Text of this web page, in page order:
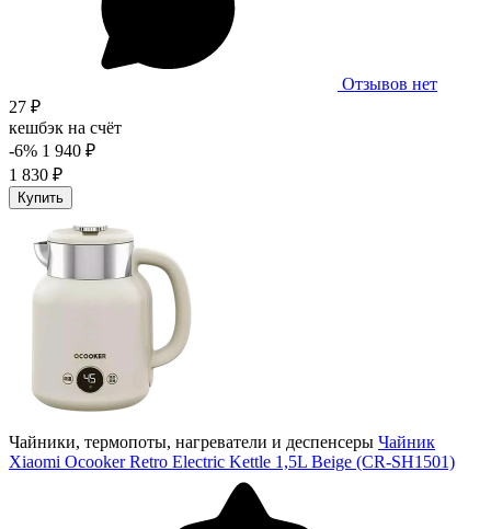
Отзывов нет
27 ₽
кешбэк на счёт
-6% 1 940 ₽
1 830 ₽
Купить
Чайники, термопоты, нагреватели и деспенсеры Чайник
Xiaomi Ocooker Retro Electric Kettle 1,5L Beige (CR-SH1501)